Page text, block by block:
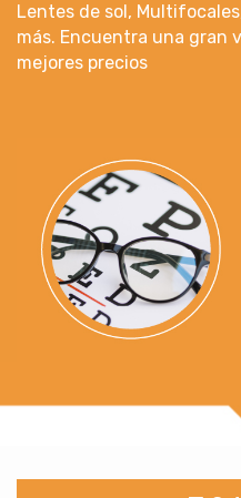
Lentes de sol,
más. Encuentra una gran
mejores precios